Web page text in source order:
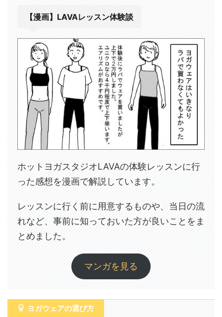
【漫画】LAVAレッスン体験談
ホットヨガスタジオLAVAの体験レッスンに行
った感想を漫画で解説しています。
レッスンに行く前に用意するものや、当日の流
れなど、事前に知っておいた方が良いことをま
とめました。
マンガを見る
ヨガウェアの選び方